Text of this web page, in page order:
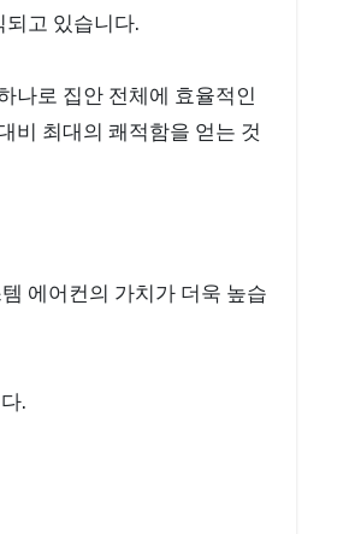
고 있습니다.
나로 집안 전체에 효율적인
비 최대의 쾌적함을 얻는 것
에어컨의 가치가 더욱 높습
.